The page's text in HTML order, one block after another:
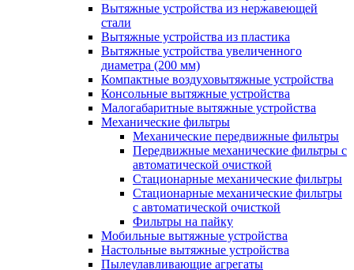
Вытяжные устройства из нержавеющей
стали
Вытяжные устройства из пластика
Вытяжные устройства увеличенного
диаметра (200 мм)
Компактные воздуховытяжные устройства
Консольные вытяжные устройства
Малогабаритные вытяжные устройства
Механические фильтры
Механические передвижные фильтры
Передвижные механические фильтры с
автоматической очисткой
Стационарные механические фильтры
Стационарные механические фильтры
с автоматической очисткой
Фильтры на пайку
Мобильные вытяжные устройства
Настольные вытяжные устройства
Пылеулавливающие агрегаты